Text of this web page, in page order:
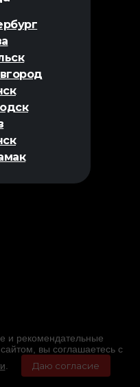
и рекомендательные
вы соглашаетесь с
Даю согласие